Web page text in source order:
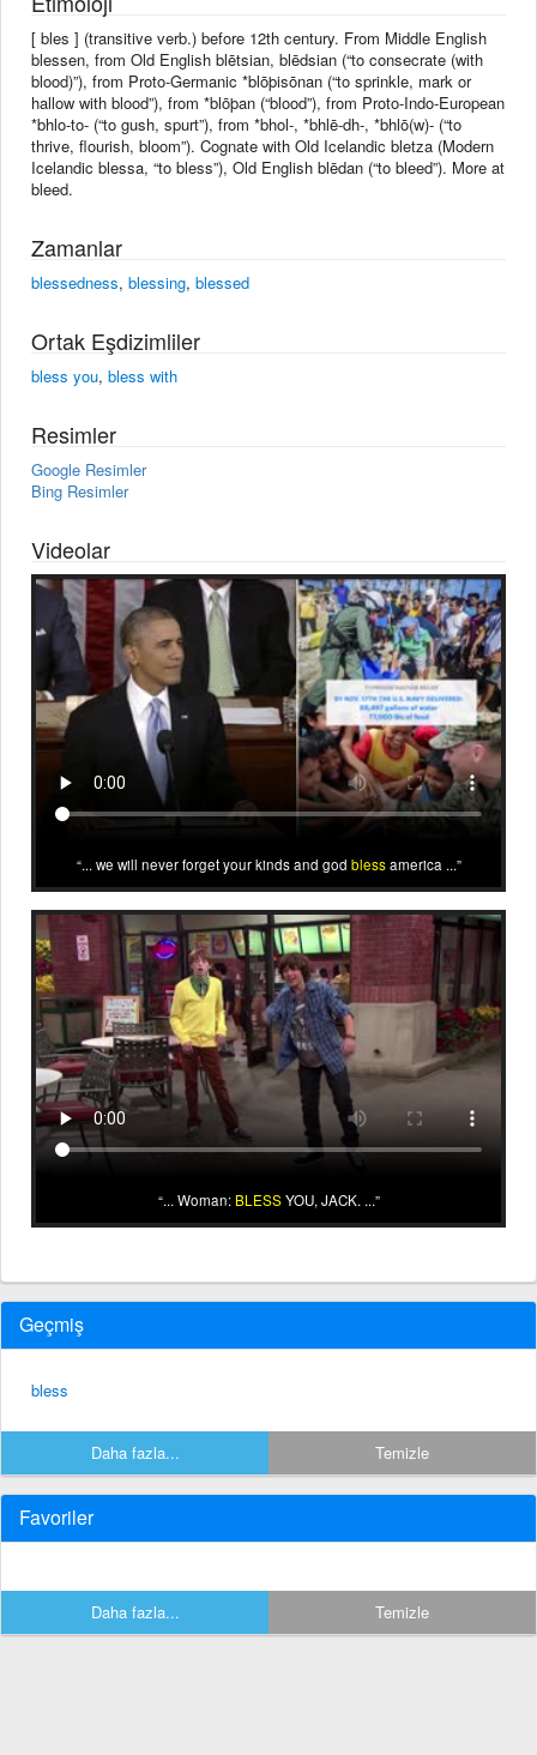
[ bles ] (transitive verb.) before 12th century. From Middle English
blessen, from Old English blētsian, blēdsian (“to consecrate (with
blood)”), from Proto-Germanic *blōþisōnan (“to sprinkle, mark or
hallow with blood”), from *blōþan (“blood”), from Proto-Indo-European
*bhlo-to- (“to gush, spurt”), from *bhol-, *bhlē-dh-, *bhlō(w)- (“to
thrive, flourish, bloom”). Cognate with Old Icelandic bletza (Modern
Icelandic blessa, “to bless”), Old English blēdan (“to bleed”). More at
bleed.
Zamanlar
blessedness, blessing, blessed
Ortak Eşdizimliler
bless you, bless with
Resimler
Google Resimler
Bing Resimler
Videolar
... we will never forget your kinds and god blessamerica ...
... Woman: BLESSYOU, JACK. ...
Geçmiş
bless
Daha fazla... Temizle
Favoriler
Daha fazla... Temizle